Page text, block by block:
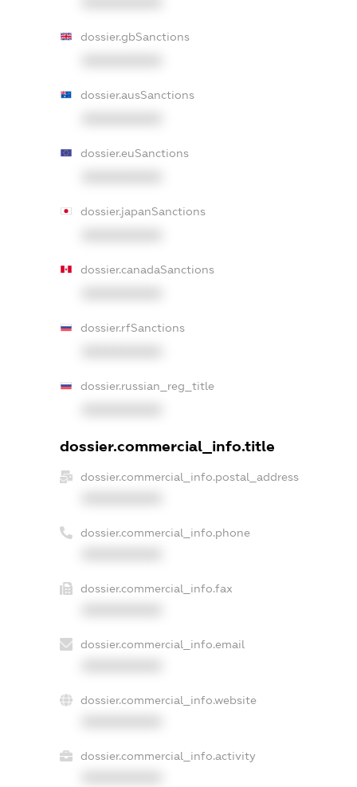
dossier.gbSanctions
dossier.ausSanctions
dossier.euSanctions
dossier.japanSanctions
dossier.canadaSanctions
dossier.rfSanctions
dossier.russian_reg_title
dossier.commercial_info.title
dossier.commercial_info.postal_address
dossier.commercial_info.phone
dossier.commercial_info.fax
dossier.commercial_info.email
dossier.commercial_info.website
dossier.commercial_info.activity